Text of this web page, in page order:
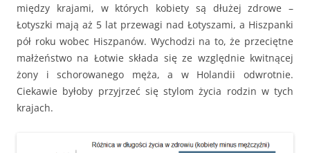
między krajami, w których kobiety są dłużej zdrowe –
Łotyszki mają aż 5 lat przewagi nad Łotyszami, a Hiszpanki
pół roku wobec Hiszpanów. Wychodzi na to, że przeciętne
małżeństwo na Łotwie składa się ze względnie kwitnącej
żony i schorowanego męża, a w Holandii odwrotnie.
Ciekawie byłoby przyjrzeć się stylom życia rodzin w tych
krajach.